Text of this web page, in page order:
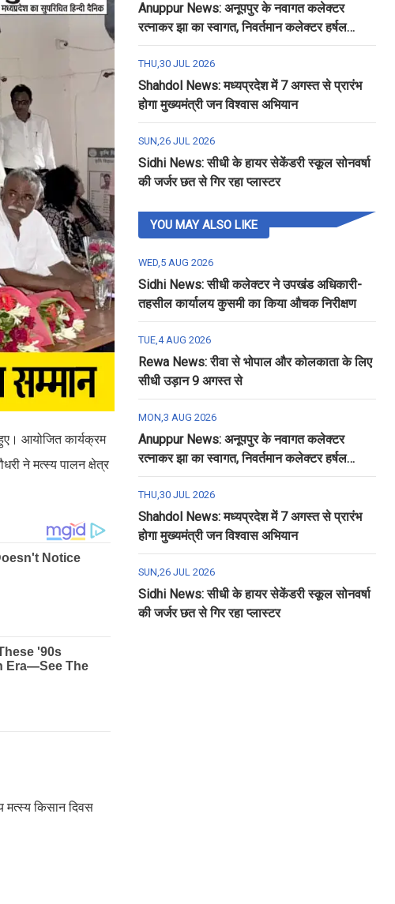
आयोजित कार्यक्रम
ने मत्स्य पालन क्षेत्र
मत्स्य किसान दिवस
Anuppur News: अनूपपुर के नवागत कलेक्टर
रत्नाकर झा का स्वागत, निवर्तमान कलेक्टर हर्षल
पंचोली को दी गई विदाई
THU,30 JUL 2026
Shahdol News: मध्यप्रदेश में 7 अगस्त से प्रारंभ
होगा मुख्यमंत्री जन विश्वास अभियान
SUN,26 JUL 2026
Sidhi News: सीधी के हायर सेकेंडरी स्कूल सोनवर्षा
की जर्जर छत से गिर रहा प्लास्टर
YOU MAY ALSO LIKE
WED,5 AUG 2026
Sidhi News: सीधी कलेक्टर ने उपखंड अधिकारी-
तहसील कार्यालय कुसमी का किया औचक निरीक्षण
TUE,4 AUG 2026
Rewa News: रीवा से भोपाल और कोलकाता के लिए
सीधी उड़ान 9 अगस्त से
MON,3 AUG 2026
Anuppur News: अनूपपुर के नवागत कलेक्टर
रत्नाकर झा का स्वागत, निवर्तमान कलेक्टर हर्षल
पंचोली को दी गई विदाई
THU,30 JUL 2026
Shahdol News: मध्यप्रदेश में 7 अगस्त से प्रारंभ
होगा मुख्यमंत्री जन विश्वास अभियान
SUN,26 JUL 2026
Sidhi News: सीधी के हायर सेकेंडरी स्कूल सोनवर्षा
की जर्जर छत से गिर रहा प्लास्टर